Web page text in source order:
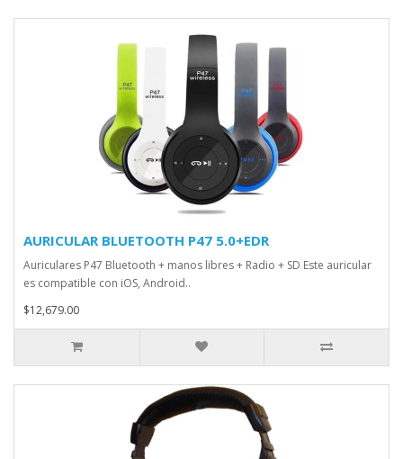
AURICULAR BLUETOOTH P47 5.0+EDR
Auriculares P47 Bluetooth + manos libres + Radio + SD Este auricular
es compatible con iOS, Android..
$12,679.00